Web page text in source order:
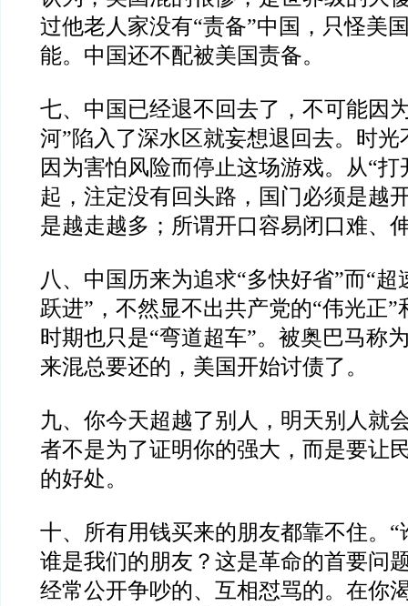
过他老人家没有“责备”中国，只怪美
能。中国还不配被美国责备。
七、中国已经退不回去了，不可能因
河”陷入了深水区就妄想退回去。时
因为害怕风险而停止这场游戏。从“打
起，注定没有回头路，国门必须是越
是越走越多；所谓开口容易闭口难、
八、中国历来为追求“多快好省”而“超
跃进” ，不然显不出共产党的“伟光正”
时期也只是“弯道超车”。被奥巴马称
来混总要还的，美国开始讨债了。
九、你今天超越了别人，明天别人就
者不是为了证明你的强大，而是要让
的好处。
十、所有用钱买来的朋友都靠不住。 “
谁是我们的朋友？这是革命的首要问
经常公开争吵的、互相怼骂的。在你